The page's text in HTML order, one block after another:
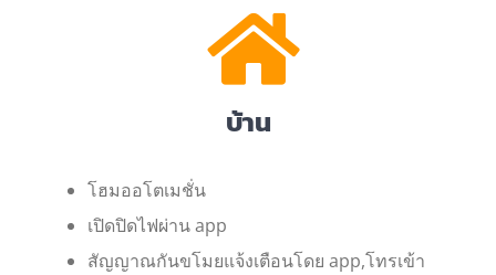
บ้าน
โฮมออโตเมชั่น
เปิดปิดไฟผ่าน app
สัญญาณกันขโมยแจ้งเตือนโดย app,โทรเข้า